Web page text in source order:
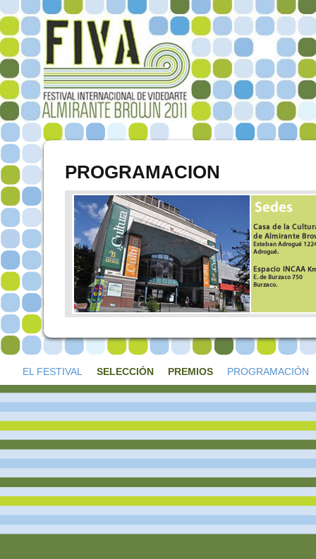
PROGRAMACION
EL FESTIVAL SELECCIÓN PREMIOS PROGRAMACIÓN